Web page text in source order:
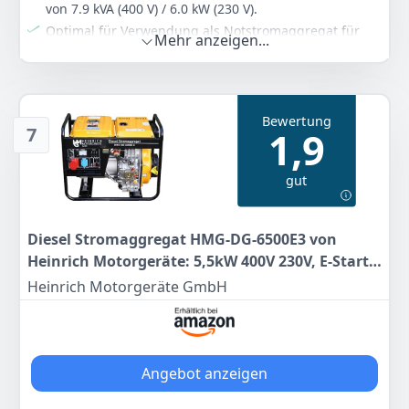
von 7.9 kVA (400 V) / 6.0 kW (230 V).
Optimal für Verwendung als Notstromaggregat für
die Absicherung gegen Stromausfall oder auch als
Baustellengenerator.
unnötiger Lärmbelastung.
Geschützt vor Beschädigung durch den
Überlastschutz und die Niedrig-Öl-Abschaltung.
Durch integrierten AVR (Automatic Voltage Regulator)
auch zur Versorgung sensibler Elektronik wie
Farbe Hersteller Gewicht
Weiß HYUNDAI 152 kg
1.89900 €
Anzeigen
Mehr anzeigen...
7
Bewertung
1,9
gut
Diesel Stromaggregat HMG-DG-6500E3 von
Heinrich Motorgeräte: 5,5kW 400V 230V, E-Start,
Radsatz, Effizient, Diesel, Stromerzeuger
Heinrich Motorgeräte GmbH
Angebot anzeigen